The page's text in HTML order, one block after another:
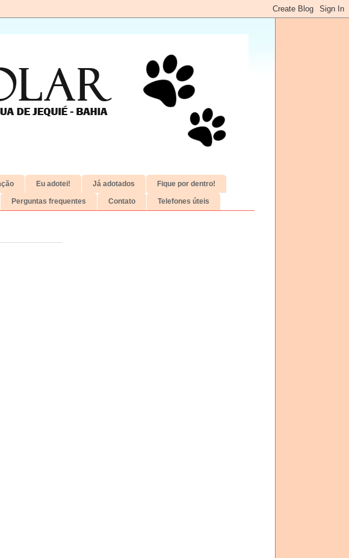
Eu adotei! Já adotados Fique por dentro!
Perguntas frequentes Contato Telefones úteis